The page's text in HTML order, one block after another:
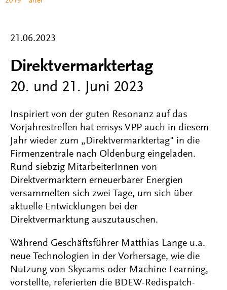
21.06.2023
Direktvermarktertag
20. und 21. Juni 2023
Inspiriert von der guten Resonanz auf das
Vorjahrestreffen hat emsys VPP auch in diesem
Jahr wieder zum „Direktvermarktertag" in die
Firmenzentrale nach Oldenburg eingeladen.
Rund siebzig MitarbeiterInnen von
Direktvermarktern erneuerbarer Energien
versammelten sich zwei Tage, um sich über
aktuelle Entwicklungen bei der
Direktvermarktung auszutauschen.
Während Geschäftsführer Matthias Lange u.a.
neue Technologien in der Vorhersage, wie die
Nutzung von Skycams oder Machine Learning,
vorstellte, referierten die BDEW-Redispatch-